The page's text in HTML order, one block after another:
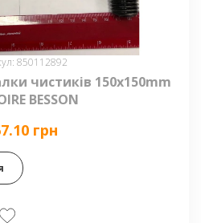
850112892
чистиків 150x150mm
BESSON
грн